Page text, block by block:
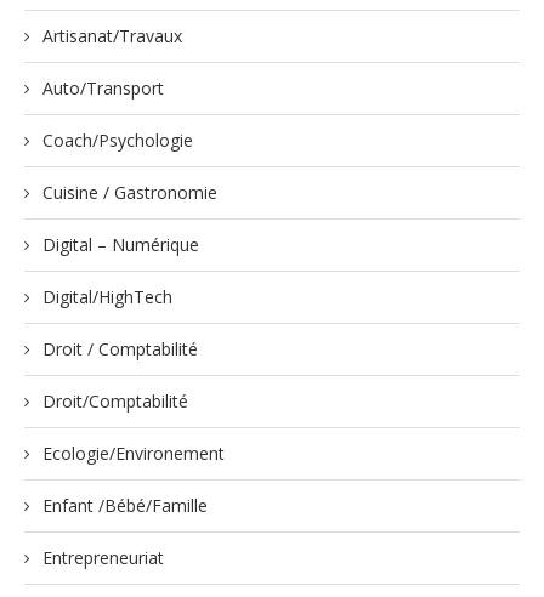
Artisanat/Travaux
Auto/Transport
Coach/Psychologie
Cuisine / Gastronomie
Digital – Numérique
Digital/HighTech
Droit / Comptabilité
Droit/Comptabilité
Ecologie/Environement
Enfant /Bébé/Famille
Entrepreneuriat